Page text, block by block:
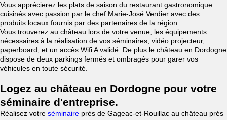
Vous apprécierez les plats de saison du restaurant gastronomique
cuisinés avec passion par le chef Marie-José Verdier avec des
produits locaux fournis par des partenaires de la région.
Vous trouverez au château lors de votre venue, les équipements
nécessaires à la réalisation de vos séminaires, vidéo projecteur,
paperboard, et un accès Wifi A validé. De plus le château en Dordogne
dispose de deux parkings fermés et ombragés pour garer vos
véhicules en toute sécurité.
Logez au château en Dordogne pour votre
séminaire d'entreprise.
Réalisez votre séminaire près de Gageac-et-Rouillac au château prés